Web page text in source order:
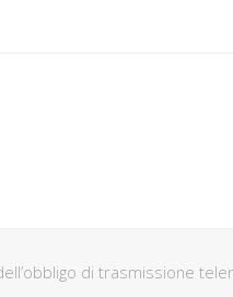
di trasmissione